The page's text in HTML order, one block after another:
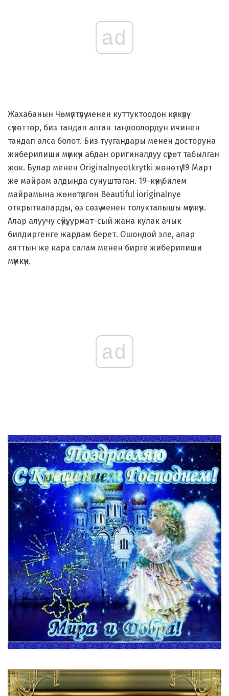
ad
Жахабанын Чөмүлтүлүү менен куттуктоодон күлкүлүү
сүрөттөр, биз тандап алган тандоолордун ичинен
тандап алса болот. Биз туугандары менен досторуна
жиберилиши мүмкүн абдан оригиналдуу сүрөт табылган
жок. Булар менен Originalnyeotkrytki жөнөтүү 19 Март
же майрам алдында сунуштаган. 19-күнү билем
майрамына жөнөтүлгөн Beautiful ioriginalnye
открыткаларды, өз сөзү менен толукталышы мүмкүн.
Алар алуучу сүйүү, урмат-сый жана кулак ачык
билдиргенге жардам берет. Ошондой эле, алар
аяттын же кара салам менен бирге жиберилиши
мүмкүн.
ad